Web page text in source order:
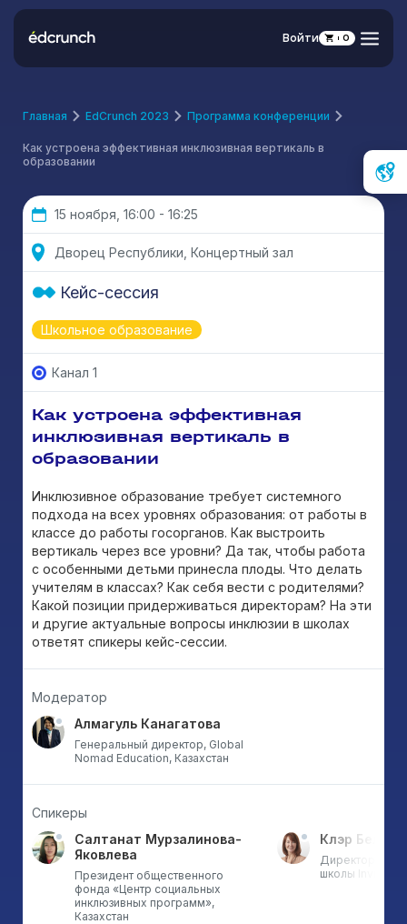
Войти 0
Главная EdCrunch 2023 Программа конференции
Как устроена эффективная инклюзивная вертикаль в
образовании
15 ноября, 16:00 - 16:25
Дворец Республики, Концертный зал
Школьное образование
Кейс-сессия
Канал 1
Как устроена эффективная
инклюзивная вертикаль в
образовании
Инклюзивное образование требует системного
подхода на всех уровнях образования: от работы в
классе до работы госорганов. Как выстроить
вертикаль через все уровни? Да так, чтобы работа
с особенными детьми принесла плоды. Что делать
учителям в классах? Как себя вести с родителями?
Какой позиции придерживаться директорам? На эти
и другие актуальные вопросы инклюзии в школах
ответят спикеры кейс-сессии.
Модератор
Алмагуль Канагатова
Генеральный директор, Global
Nomad Education, Казахстан
Спикеры
Салтанат Мурзалинова-
Яковлева
Президент общественного
фонда «Центр социальных
инклюзивных программ»,
Казахстан
Клэр Белл
Директор
школы Invictus,